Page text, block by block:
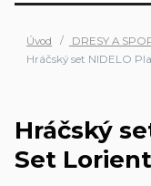
Úvod DRESY A
Hráčský set NIDELO
Hráčský
Set